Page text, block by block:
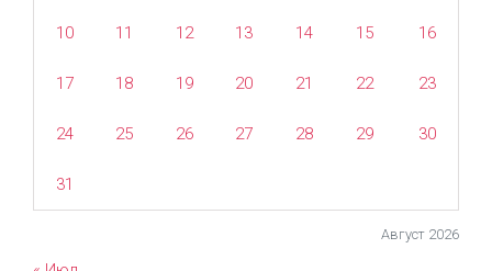
Август 2026
10 11 12 13 14 15 16
17 18 19 20 21 22 23
24 25 26 27 28 29 30
31